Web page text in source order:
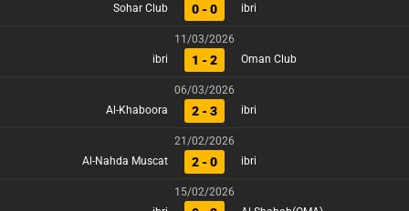
Sohar Club
0 - 0 ibri
11/03/2026
ibri
1 - 2 Oman Club
06/03/2026
Al-Khaboora
2 - 3 ibri
21/02/2026
Al-Nahda Muscat
2 - 0 ibri
15/02/2026